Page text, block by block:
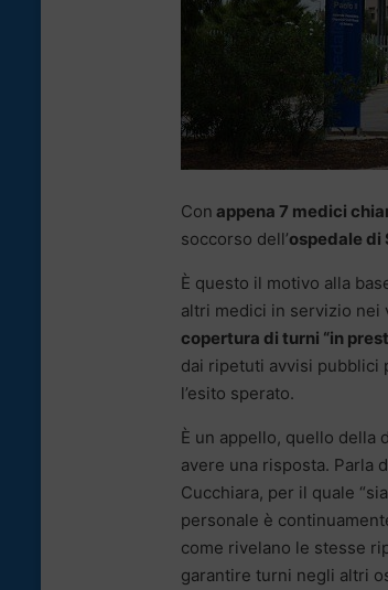
Con appena 7 medici
soccorso dell’ospedale di
È questo il motivo alla
altri medici in servizio nei
copertura di turni “in
dai ripetuti avvisi pubblici
l’esito sperato.
È un appello, quello della
avere una risposta. Parla
Cucchiara, per il quale
personale è
come rivelano le stesse
garantire turni negli altri